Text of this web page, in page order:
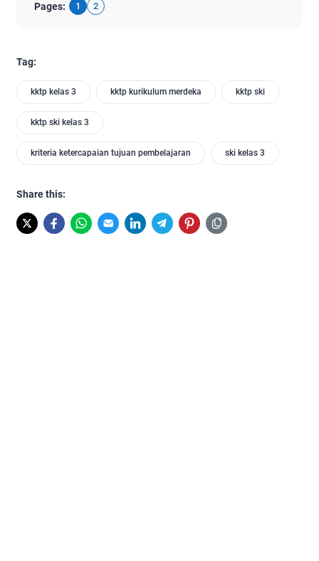
Pages: 1 2
Tag:
kktp kelas 3 kktp kurikulum merdeka kktp ski
kktp ski kelas 3
kriteria ketercapaian tujuan pembelajaran ski kelas 3
Share this: